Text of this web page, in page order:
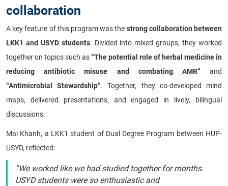
collaboration
A key feature of this program was the strong collaboration between
LKK1 and USYD students. Divided into mixed groups, they worked
together on topics such as“The potential role of herbal medicine in
reducing antibiotic misuse and combating AMR” and
“Antimicrobial Stewardship”. Together, they co-developed mind
maps, delivered presentations, and engaged in lively, bilingual
discussions.
Mai Khanh, a LKK1 student of Dual Degree Program between HUP-
USYD, reflected:
“We worked like we had studied together for months.
USYD students were so enthusiastic and